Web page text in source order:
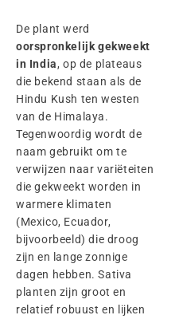
De plant werd
oorspronkelijk gekweekt
in India, op de plateaus
die bekend staan als de
Hindu Kush ten westen
van de Himalaya.
Tegenwoordig wordt de
naam gebruikt om te
verwijzen naar variëteiten
die gekweekt worden in
warmere klimaten
(Mexico, Ecuador,
bijvoorbeeld) die droog
zijn en lange zonnige
dagen hebben. Sativa
planten zijn groot en
relatief robuust en lijken